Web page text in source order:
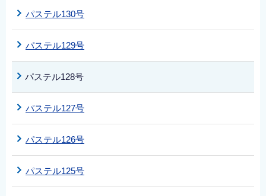
パステル130号
パステル129号
パステル128号
パステル127号
パステル126号
パステル125号